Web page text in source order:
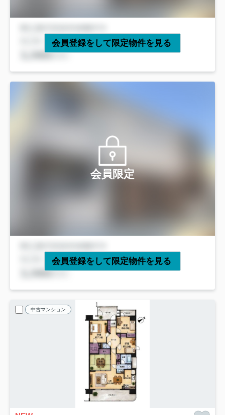
会員登録をして限定物件を見る
会員限定
会員登録をして限定物件を見る
中古マンション